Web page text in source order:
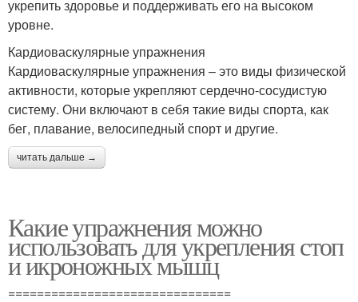
укрепить здоровье и поддерживать его на высоком
уровне.
Кардиоваскулярные упражнения
Кардиоваскулярные упражнения – это виды физической
активности, которые укрепляют сердечно-сосудистую
систему. Они включают в себя такие виды спорта, как
бег, плавание, велосипедный спорт и другие.
читать дальше →
Какие упражнения можно
использовать для укрепления стоп
и икроножных мышц
===============================